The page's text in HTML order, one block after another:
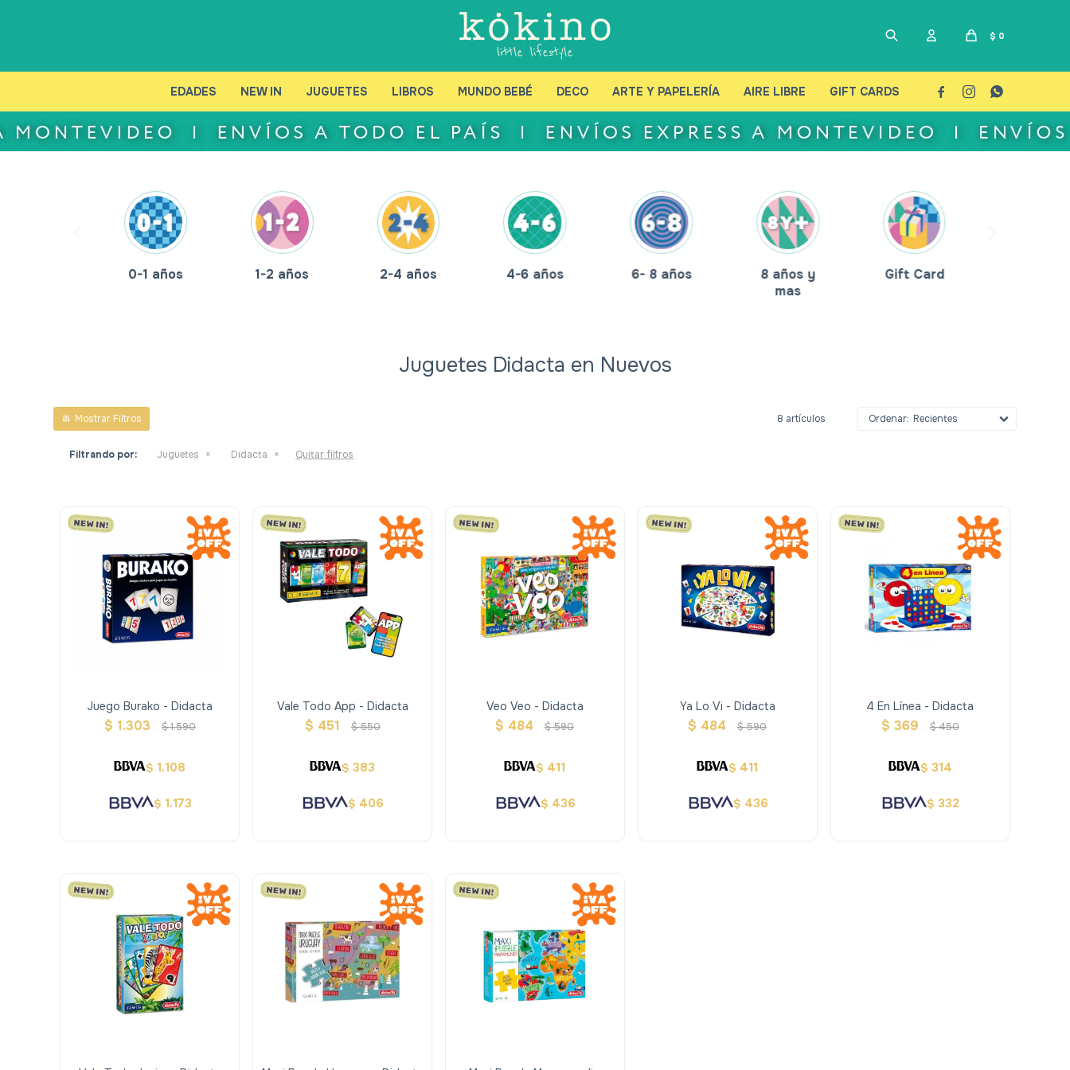
EDADES NEW IN JUGUETES LIBROS MUNDO BEBÉ DECO ARTE Y PAPELERÍA AIRE LIBRE GIFT CARDS
$ 0
  
0-1 años 1-2 años 2-4 años 4-6 años 6- 8 años
8 años y
mas
Gift Card
Juguetes Didacta en Nuevos
8 artículos Recientes
Filtrando por: Juguetes Didacta Quitar filtros
Juego Burako - Didacta
$ 1.303 $1.590
$ 1.108
$ 1.173
Vale Todo App - Didacta
$ 451 $ 550
$ 383
$ 406
Veo Veo - Didacta
$ 484 $ 590
$ 411
$ 436
Ya Lo Vi - Didacta
$ 484 $ 590
$ 411
$ 436
4 En Línea - Didacta
$ 369 $450
$ 314
$ 332